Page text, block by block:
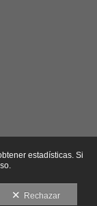
estadísticas. Si
Rechazar